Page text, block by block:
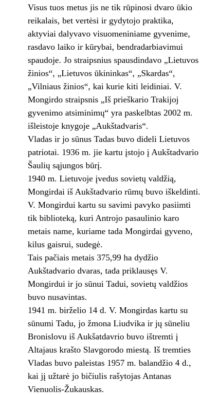
Visus tuos metus jis ne tik rūpinosi dvaro ūkio
reikalais, bet vertėsi ir gydytojo praktika,
aktyviai dalyvavo visuomeniniame gyvenime,
rasdavo laiko ir kūrybai, bendradarbiavimui
spaudoje. Jo straipsnius spausdindavo „Lietuvos
žinios“, „Lietuvos ūkininkas“, „Skardas“,
„Vilniaus žinios“, kai kurie kiti leidiniai. V.
Mongirdo straipsnis „Iš prieškario Trakijoj
gyvenimo atsiminimų“ yra paskelbtas 2002 m.
išleistoje knygoje „Aukštadvaris“.
Vladas ir jo sūnus Tadas buvo dideli Lietuvos
patriotai. 1936 m. jie kartu įstojo į Aukštadvario
Šaulių sąjungos būrį.
1940 m. Lietuvoje įvedus sovietų valdžią,
Mongirdai iš Aukštadvario rūmų buvo iškeldinti.
V. Mongirdui kartu su savimi pavyko pasiimti
tik biblioteką, kuri Antrojo pasaulinio karo
metais name, kuriame tada Mongirdai gyveno,
kilus gaisrui, sudegė.
Tais pačiais metais 375,99 ha dydžio
Aukštadvario dvaras, tada priklausęs V.
Mongirdui ir jo sūnui Tadui, sovietų valdžios
buvo nusavintas.
1941 m. birželio 14 d. V. Mongirdas kartu su
sūnumi Tadu, jo žmona Liudvika ir jų sūneliu
Bronislovu iš Aukšatdavrio buvo ištremti į
Altajaus krašto Slavgorodo miestą. Iš tremties
Vladas buvo paleistas 1957 m. balandžio 4 d.,
kai jį užtarė jo bičiulis rašytojas Antanas
Vienuolis-Žukauskas.